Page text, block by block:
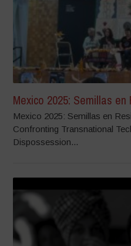
Mexico 2025: Semillas
Mexico 2025: Semillas en
Confronting Transnational
Dispossession...